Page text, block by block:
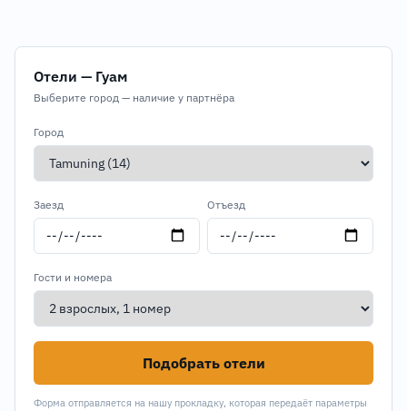
Отели — Гуам
Выберите город — наличие у партнёра
Город
Заезд Отъезд
Гости и номера
Подобрать отели
Форма отправляется на нашу прокладку, которая передаёт параметры